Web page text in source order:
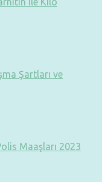
Şartları ve
Maaşları 2023